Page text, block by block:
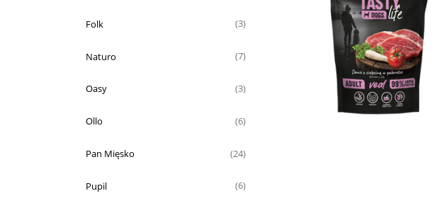
Folk (3)
Naturo (7)
Oasy (3)
Ollo (6)
Pan Mięsko (24)
Pupil (6)